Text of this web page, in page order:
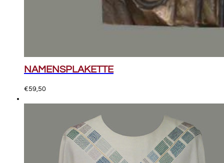
NAMENSPLAKETTE
€59,50